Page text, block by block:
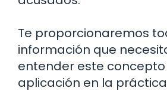
Te proporcionaremos
información que
entender este concepto
aplicación en la